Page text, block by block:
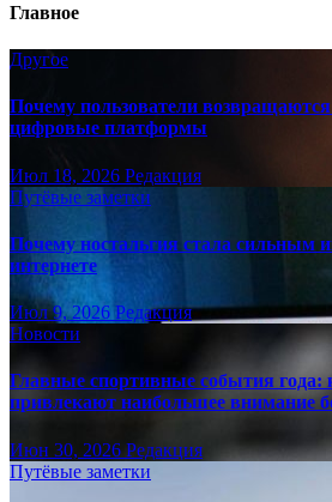
Главное
Другое
Почему пользователи
цифровые платформы
Июл 18, 2026 Редакция
Путёвые заметки
Почему ностальгия стала сильным
интернете
Июл 9, 2026 Редакция
Новости
Главные спортивные события года:
привлекают наибольшее внимание
Июн 30, 2026 Редакция
Путёвые заметки